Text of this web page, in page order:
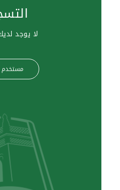
لا يوجد
مستخدم